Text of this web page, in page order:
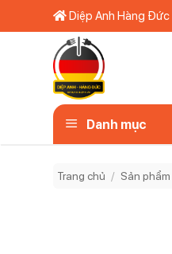
qua
Diệp Anh Hàng Đức
Danh mục
Trang chủ / Sản phẩm